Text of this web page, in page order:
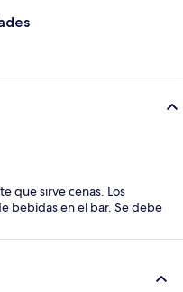
que sirve cenas. Los
bebidas en el bar. Se debe